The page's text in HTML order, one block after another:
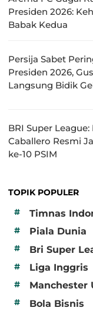
Presiden 2026:
Babak Kedua
Persija Sabet
Presiden 2026,
Langsung Bidik
BRI Super League:
Caballero Resmi
ke-10 PSIM
TOPIK POPULER
#
Timnas
# Piala Dunia
# Bri Super
# Liga Inggris
# Manchester
# Bola Bisnis